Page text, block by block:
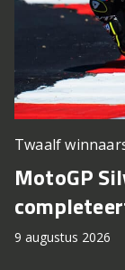
Twaalf
MotoGP
9 augustus 2026